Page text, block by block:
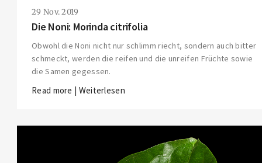
29 Nov. 2019
Die Noni: Morinda citrifolia
Obwohl die Noni nicht nur schlimm riecht, sondern auch bitter
schmeckt, werden die reifen und die unreifen Früchte sowie
die Samen gegessen.
Read more | Weiterlesen